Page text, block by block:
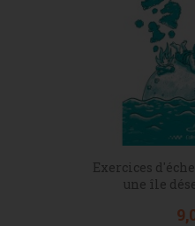
Exercices
une île